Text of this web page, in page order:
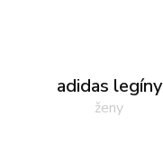
adidas legíny
ženy